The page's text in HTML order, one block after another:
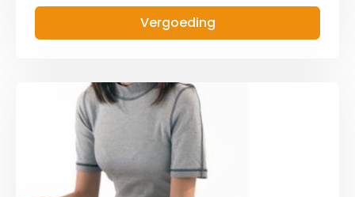
met
lange
Vergoeding